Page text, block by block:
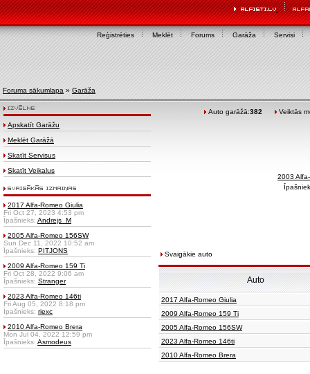
Reģistrēties Meklēt Forums Garāža Servisi
Foruma sākumlapa » Garāža
Apskatīt Garāžu
Meklēt Garāžā
Skatīt Servisus
Skatīt Veikalus
2017 Alfa-Romeo Giulia
Fri Oct 27, 2023 4:53 pm
Īpašnieks: Andrejs_M
2005 Alfa-Romeo 156SW
Sun Dec 11, 2022 10:52 am
Īpašnieks: PITJONS
2009 Alfa-Romeo 159 Ti
Fri Oct 28, 2022 9:06 am
Īpašnieks: Stranger
2023 Alfa-Romeo 146ti
Fri Aug 05, 2022 8:18 pm
Īpašnieks: riexc
2010 Alfa-Romeo Brera
Mon Jul 04, 2022 12:59 pm
Īpašnieks: Asmodeus
Auto garāžā:382 Veiktās
2003
Svaigākie auto
Auto
2017 Alfa-Romeo Giulia
2009 Alfa-Romeo 159 Ti
2005 Alfa-Romeo 156SW
2023 Alfa-Romeo 146ti
2010 Alfa-Romeo Brera